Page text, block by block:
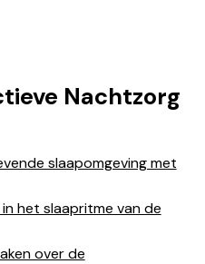
Nachtzorg
slaapomgeving met
het slaapritme van de
over de